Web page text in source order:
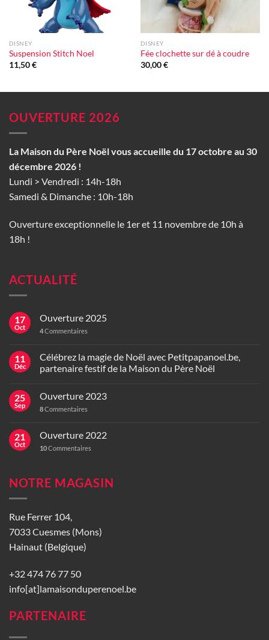
DISNEY
Suspension Stitch Noel
11,50€
DISNEY
Fée clochette sur dé à coudre
30,00€
OUVERTURE 2026
La Maison du Père Noël vous accueille du 17 octobre au 30
décembre 2026 !
Lundi > Vendredi : 14h-18h
Samedi & Dimanche : 10h-18h
Ouverture exceptionnelle le 1er et 11 novembre de 10h à
18h !
ACTUALITÉ
17
Oct
Ouverture 2025
4Commentaires
11
Déc
Célébrez la magie de Noël avec Petitpapanoel.be,
partenaire festif de la Maison du Père Noël
25
Sep
Ouverture 2023
8Commentaires
21
Oct
Ouverture 2022
10Commentaires
NOTRE MAGASIN
Rue Ferrer 104,
7033 Cuesmes (Mons)
Hainaut (Belgique)
+32 474 76 77 50
info[at]lamaisonduperenoel.be
PARTENAIRE